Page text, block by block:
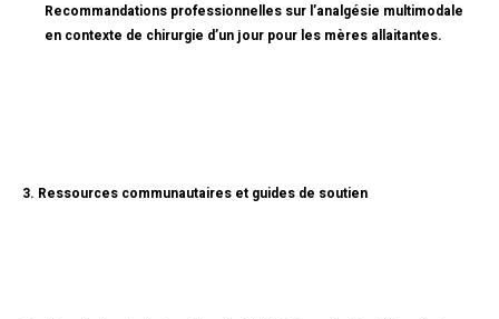
Recommandations professionnelles sur l’analgésie multimodale
en contexte de chirurgie d’un jour pour les mères allaitantes.
3. Ressources communautaires et guides de soutien